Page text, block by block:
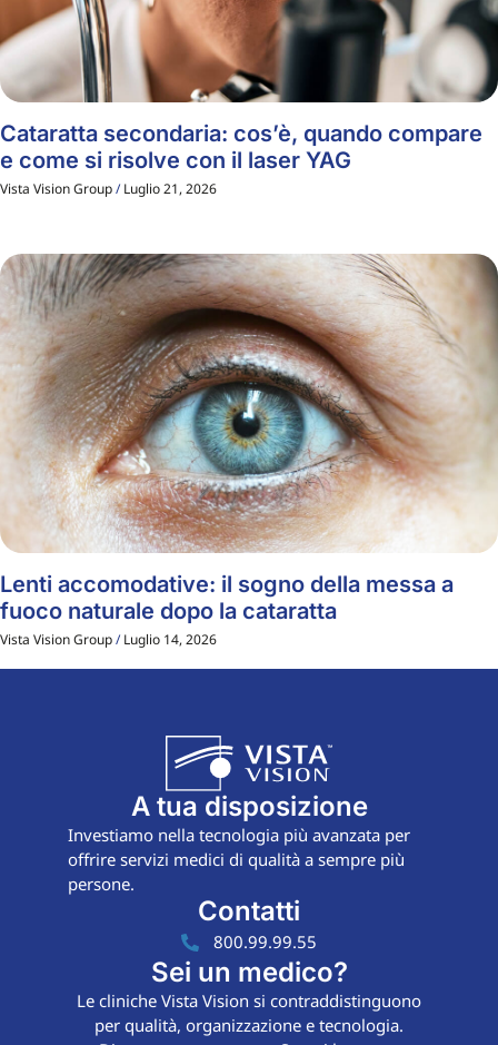
Cataratta secondaria: cos’è, quando compare
e come si risolve con il laser YAG
Vista Vision Group Luglio 21, 2026
Lenti accomodative: il sogno della messa a
fuoco naturale dopo la cataratta
Vista Vision Group Luglio 14, 2026
A tua disposizione
Investiamo nella tecnologia più avanzata per
offrire servizi medici di qualità a sempre più
persone.
Contatti
800.99.99.55
Sei un medico?
Le cliniche Vista Vision si contraddistinguono
per qualità, organizzazione e tecnologia.